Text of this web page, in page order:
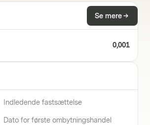
Se mere
0,001
Indledende fastsættelse
Dato for første ombytningshandel